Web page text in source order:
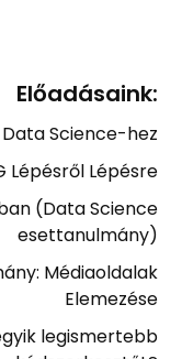
Előadásaink:
Science-hez
Lépésről Lépésre
(Data Science
esettanulmány)
Médiaoldalak
Elemezése
legismertebb